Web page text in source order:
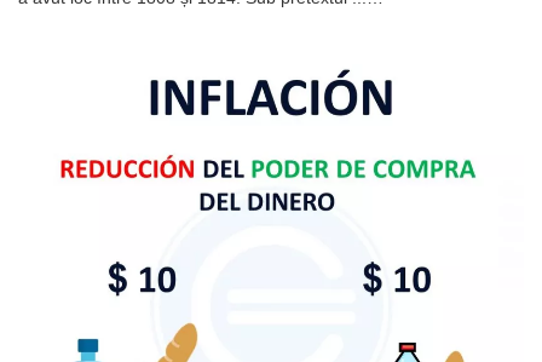
a avut loc între 1808 și 1814. Sub pretextul ...…